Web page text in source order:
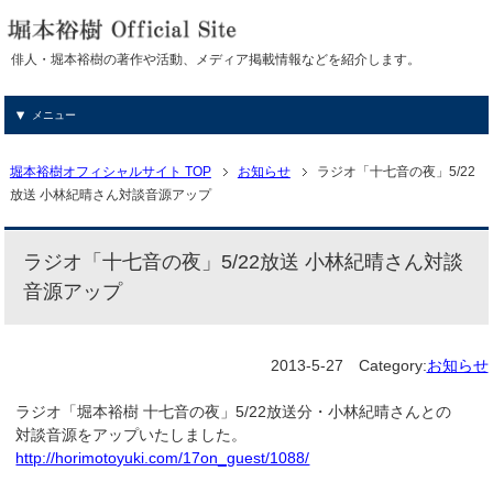
俳人・堀本裕樹の著作や活動、メディア掲載情報などを紹介します。
メニュー
堀本裕樹オフィシャルサイト TOP お知らせ
ラジオ「十七音の夜」5/22
放送 小林紀晴さん対談音源アップ
ラジオ「十七音の夜」5/22放送 小林紀晴さん対談
音源アップ
2013-5-27 Category:お知らせ
ラジオ「堀本裕樹 十七音の夜」5/22放送分・小林紀晴さんとの
対談音源をアップいたしました。
http://horimotoyuki.com/17on_guest/1088/